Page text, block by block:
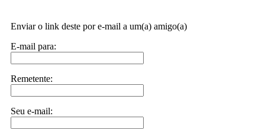
Enviar o link deste por e-mail a um(a) amigo(a)
E-mail para:
Remetente:
Seu e-mail: